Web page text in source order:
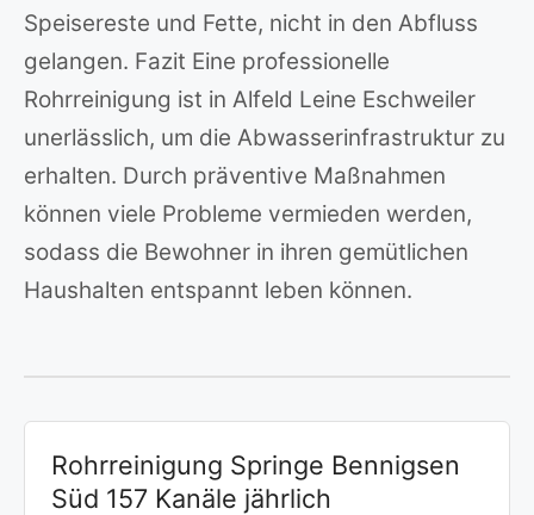
Speisereste und Fette, nicht in den Abfluss
gelangen. Fazit Eine professionelle
Rohrreinigung ist in Alfeld Leine Eschweiler
unerlässlich, um die Abwasserinfrastruktur zu
erhalten. Durch präventive Maßnahmen
können viele Probleme vermieden werden,
sodass die Bewohner in ihren gemütlichen
Haushalten entspannt leben können.
Rohrreinigung Springe Bennigsen
Süd 157 Kanäle jährlich